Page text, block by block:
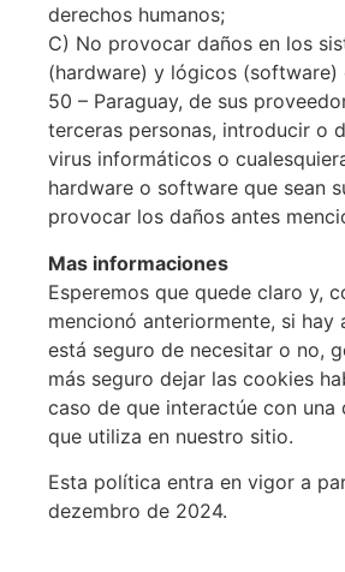
derechos humanos;
C) No provocar daños en los
(hardware) y lógicos (software)
50 – Paraguay, de sus
terceras personas, introducir o
virus informáticos o
hardware o software que sean
provocar los daños antes
Mas informaciones
Esperemos que quede claro y,
mencionó anteriormente, si hay
está seguro de necesitar o no,
más seguro dejar las cookies
caso de que interactúe con una
que utiliza en nuestro sitio.
Esta política entra en vigor a
dezembro de 2024.